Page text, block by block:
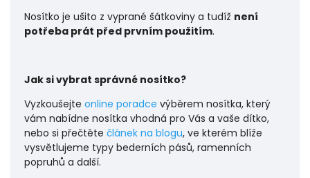
Nosítko je ušito z vyprané šátkoviny a tudíž není
potřeba prát před prvním použitím.
Jak si vybrat správné nosítko?
Vyzkoušejte online poradce výběrem nosítka, který
vám nabídne nosítka vhodná pro Vás a vaše dítko,
nebo si přečtěte článek na blogu, ve kterém blíže
vysvětlujeme typy bederních pásů, ramenních
popruhů a další.